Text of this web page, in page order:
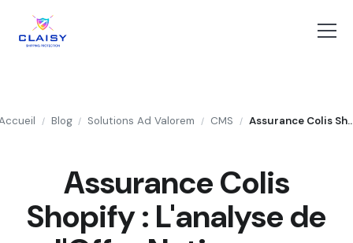
/ Blog / Solutions Ad Valorem / CMS / Assurance Colis Shopify : L'analyse de
Assurance Colis
Shopify : L'analyse de